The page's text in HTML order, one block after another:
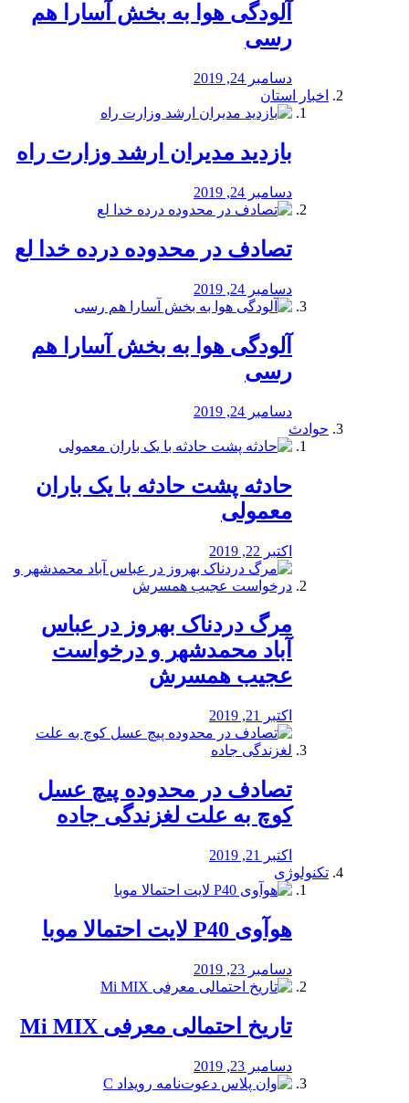
آلودگی هوا به بخش آسارا هم
رسی
دسامبر 24, 2019
اخبار استان
بازدید مدیران ارشد وزارت راه
دسامبر 24, 2019
تصادف در محدوده درده خدا لع
دسامبر 24, 2019
آلودگی هوا به بخش آسارا هم
رسی
دسامبر 24, 2019
حوادث
️حادثه پشت حادثه با یک باران
معمولی
اکتبر 22, 2019
مرگ دردناک بهروز در عباس
آباد محمدشهر و درخواست
عجیب همسرش
اکتبر 21, 2019
تصادف در محدوده پیچ عسل
کوچ به علت لغزندگی جاده
اکتبر 21, 2019
تکنولوژی
هوآوی P40 لایت احتمالا موبا
دسامبر 23, 2019
تاریخ احتمالی معرفی Mi MIX
دسامبر 23, 2019